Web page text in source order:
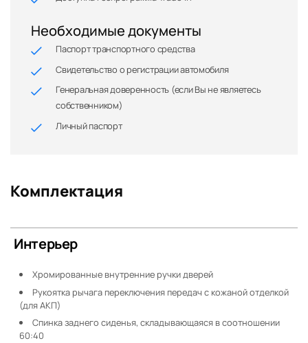
Необходимые документы
Паспорт транспортного средства
Свидетельство о регистрации автомобиля
Генеральная доверенность (если Вы не являетесь
собственником)
Личный паспорт
Комплектация
Интерьер
Хромированные внутренние ручки дверей
Рукоятка рычага переключения передач с кожаной отделкой
(для АКП)
Спинка заднего сиденья, складывающаяся в соотношении
60:40